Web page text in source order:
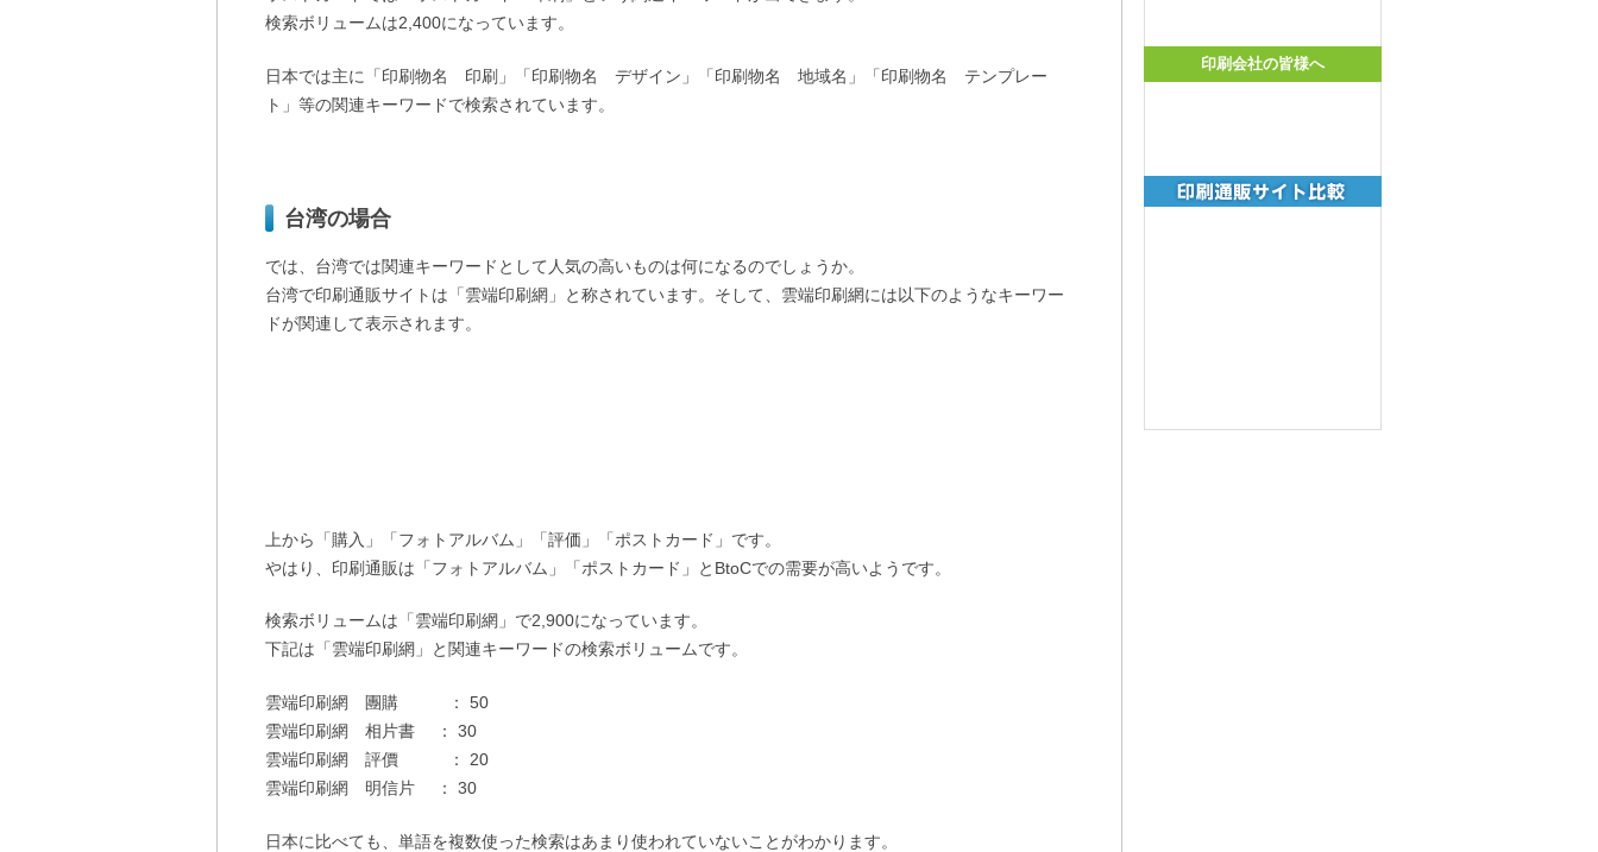
検索ボリュームは2,400になっています。
日本では主に「印刷物名 印刷」「印刷物名 デザイン」「印刷物名 地域名」「印刷物名 テンプレー
ト」等の関連キーワードで検索されています。
台湾の場合
では、台湾では関連キーワードとして人気の高いものは何になるのでしょうか。
台湾で印刷通販サイトは「雲端印刷網」と称されています。そして、雲端印刷網には以下のようなキーワー
ドが関連して表示されます。
上から「購入」「フォトアルバム」「評価」「ポストカード」です。
やはり、印刷通販は「フォトアルバム」「ポストカード」とBtoCでの需要が高いようです。
検索ボリュームは「雲端印刷網」で2,900になっています。
下記は「雲端印刷網」と関連キーワードの検索ボリュームです。
雲端印刷網 團購 ： 50
雲端印刷網 相片書 ： 30
雲端印刷網 評價 ： 20
雲端印刷網 明信片 ： 30
日本に比べても、単語を複数使った検索はあまり使われていないことがわかります。
印刷会社の皆様へ